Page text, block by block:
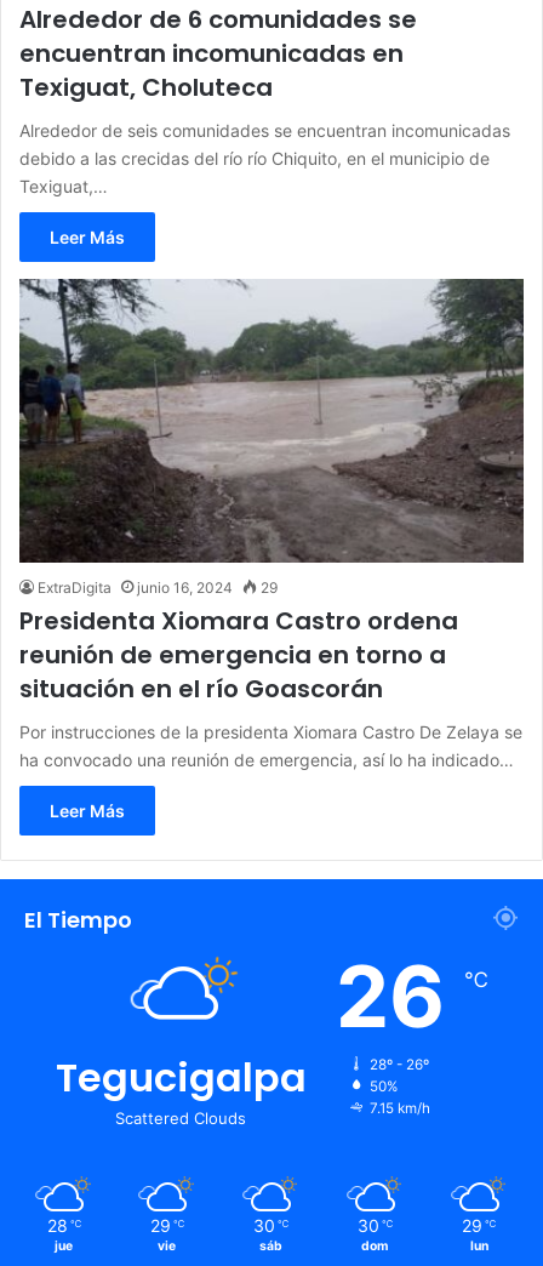
Alrededor de 6 comunidades se
encuentran incomunicadas en
Texiguat, Choluteca
Alrededor de seis comunidades se encuentran incomunicadas
debido a las crecidas del río río Chiquito, en el municipio de
Texiguat,…
Leer Más
ExtraDigita junio 16, 2024 29
Presidenta Xiomara Castro ordena
reunión de emergencia en torno a
situación en el río Goascorán
Por instrucciones de la presidenta Xiomara Castro De Zelaya se
ha convocado una reunión de emergencia, así lo ha indicado…
Leer Más
El Tiempo
Tegucigalpa
Scattered Clouds
26 ℃
28º - 26º
50%
7.15 km/h
28 ℃
jue
29 ℃
vie
30 ℃
sáb
30 ℃
dom
29 ℃
lun